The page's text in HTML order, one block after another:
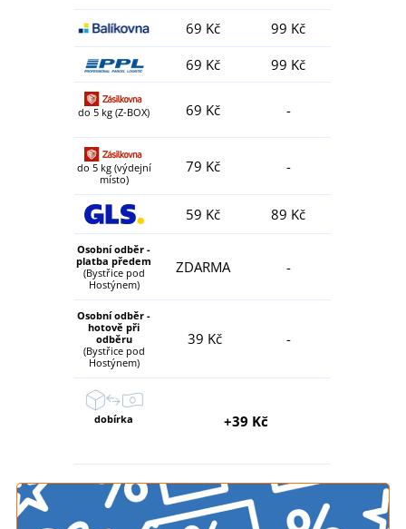
69 Kč
99 Kč
69 Kč
99 Kč
do 5 kg (Z-BOX) 69 Kč -
do 5 kg (výdejní
místo)
79 Kč -
59 Kč 89 Kč
Osobní odběr -
platba předem
(Bystřice pod
Hostýnem)
ZDARMA -
Osobní odběr -
hotově při
odběru
(Bystřice pod
Hostýnem)
39 Kč -
dobírka +39 Kč